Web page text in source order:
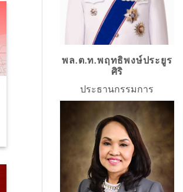
พล.ต.ท.พฤทธิพงษ์ประยูร
ศิริ
ประธานกรรมการ